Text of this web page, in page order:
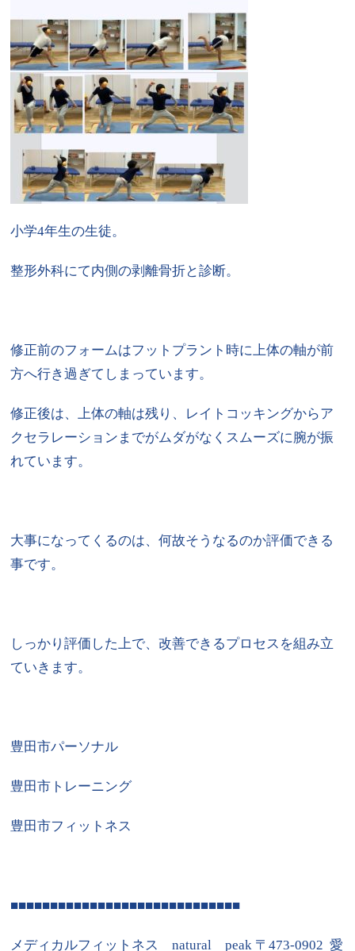
小学4年生の生徒。
整形外科にて内側の剥離骨折と診断。
修正前のフォームはフットプラント時に上体の軸が前
方へ行き過ぎてしまっています。
修正後は、上体の軸は残り、
レイトコッキングからア
クセラレーションまでがムダがなくスムーズに腕が振
れています。
大事になってくるのは、何故そうなるのか評価できる
事です。
しっかり評価した上で、改善できるプロセスを組み立
ていきます。
豊田市パーソナル
豊田市トレーニング
豊田市フィットネス
■■■■■■■■■■■■■■■■■■■■■■■■■■■■■
メディカルフィットネス natural peak 〒473-0902 愛